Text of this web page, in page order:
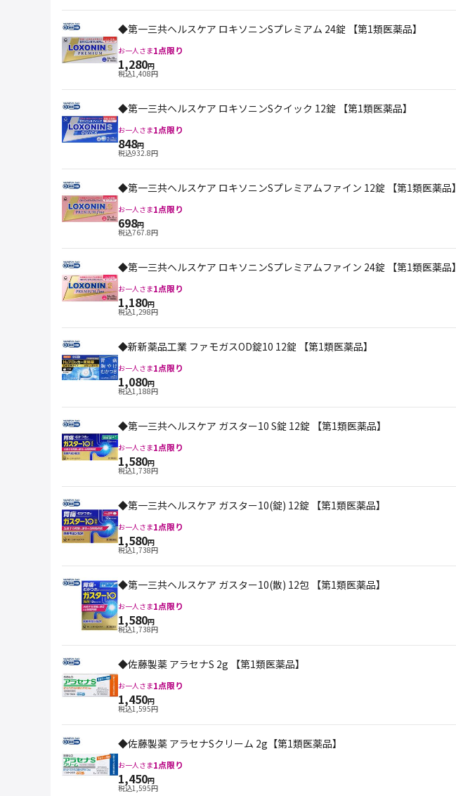
◆第一三共ヘルスケア ロキソニンSプレミアム 24錠 【第1類医薬品】
お一人さま1点限り
1,280円
税込1,408円
◆第一三共ヘルスケア ロキソニンSクイック 12錠 【第1類医薬品】
お一人さま1点限り
848円
税込932.8円
◆第一三共ヘルスケア ロキソニンSプレミアムファイン 12錠 【第1類医薬品】
お一人さま1点限り
698円
税込767.8円
◆第一三共ヘルスケア ロキソニンSプレミアムファイン 24錠 【第1類医薬品】
お一人さま1点限り
1,180円
税込1,298円
◆新新薬品工業 ファモガスOD錠10 12錠 【第1類医薬品】
お一人さま1点限り
1,080円
税込1,188円
◆第一三共ヘルスケア ガスター10 S錠 12錠 【第1類医薬品】
お一人さま1点限り
1,580円
税込1,738円
◆第一三共ヘルスケア ガスター10(錠) 12錠 【第1類医薬品】
お一人さま1点限り
1,580円
税込1,738円
◆第一三共ヘルスケア ガスター10(散) 12包 【第1類医薬品】
お一人さま1点限り
1,580円
税込1,738円
◆佐藤製薬 アラセナS 2g 【第1類医薬品】
お一人さま1点限り
1,450円
税込1,595円
◆佐藤製薬 アラセナSクリーム 2g【第1類医薬品】
お一人さま1点限り
1,450円
税込1,595円